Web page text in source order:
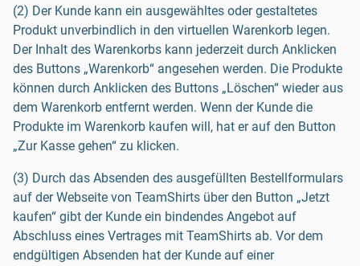
(2) Der Kunde kann ein ausgewähltes oder gestaltetes
Produkt unverbindlich in den virtuellen Warenkorb legen.
Der Inhalt des Warenkorbs kann jederzeit durch Anklicken
des Buttons „Warenkorb“ angesehen werden. Die Produkte
können durch Anklicken des Buttons „Löschen“ wieder aus
dem Warenkorb entfernt werden. Wenn der Kunde die
Produkte im Warenkorb kaufen will, hat er auf den Button
„Zur Kasse gehen“ zu klicken.
(3) Durch das Absenden des ausgefüllten Bestellformulars
auf der Webseite von TeamShirts über den Button „Jetzt
kaufen“ gibt der Kunde ein bindendes Angebot auf
Abschluss eines Vertrages mit TeamShirts ab. Vor dem
endgültigen Absenden hat der Kunde auf einer